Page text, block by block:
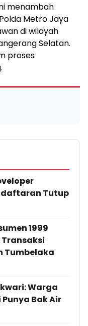
menambah
Metro Jaya
di wilayah
Selatan.
proses
Tutup
1999
Tumbelaka
Warga
Bak Air